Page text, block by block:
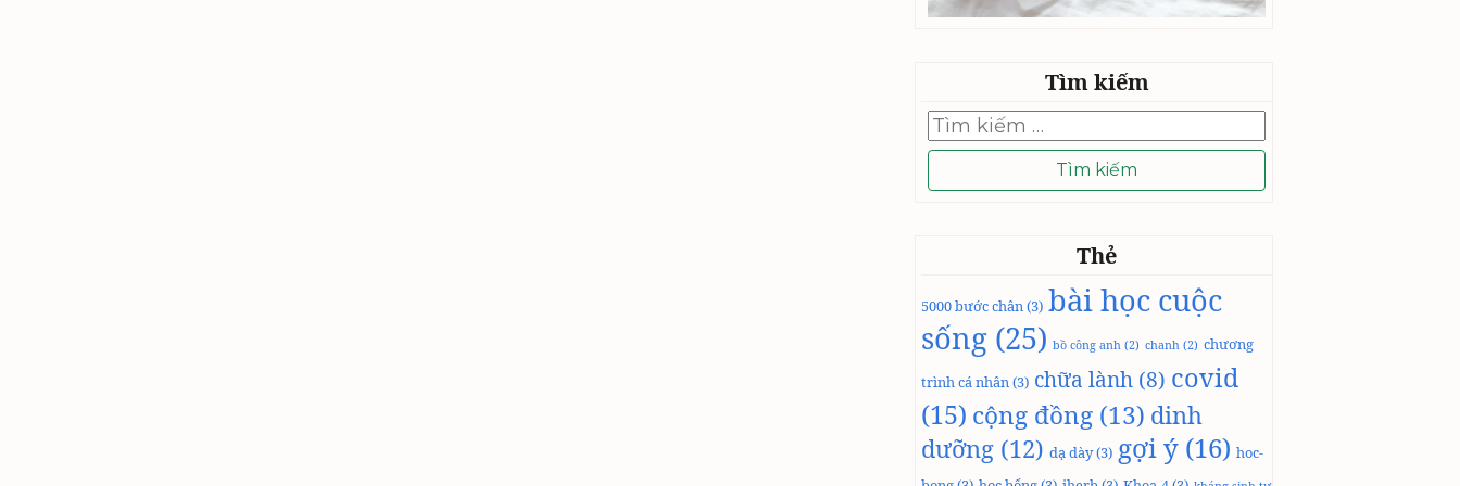
Tìm kiếm
Tìm
kiếm
cho:
Thẻ
5000 bước chân(3) bài học cuộc
sống (25) bồ công anh (2) chanh (2) chương
trình cá nhân(3) chữa lành (8) covid
(15) cộng đồng (13) dinh
dưỡng (12) dạ dày(3) gợi ý (16) hoc-